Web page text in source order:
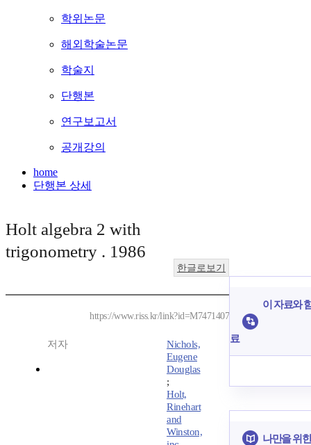
학위논문
해외학술논문
학술지
단행본
연구보고서
공개강의
home
단행본 상세
Holt algebra 2 with
trigonometry . 1986
한글로보기
https://www.riss.kr/link?id=M7471407
저자
Nichols,
Eugene
Douglas
;
Holt,
Rinehart
and
Winston,
이 자료와
료
나만을 위